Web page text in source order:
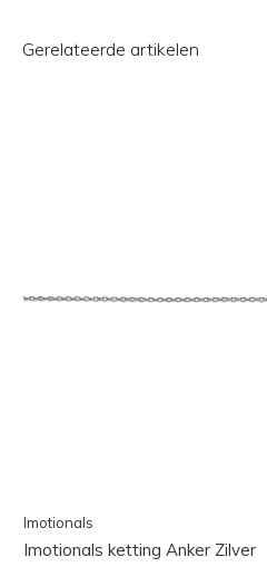
Gerelateerde artikelen
Imotionals
Imotionals ketting Anker Zilver